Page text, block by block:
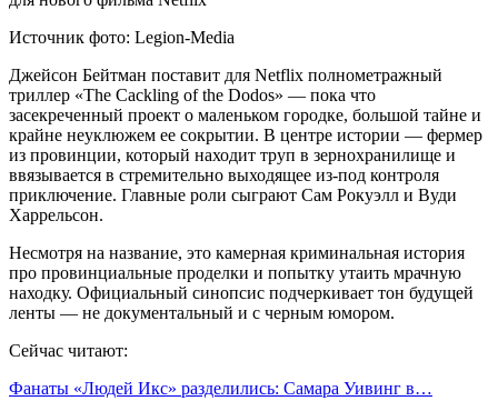
Источник фото: Legion-Media
Джейсон Бейтман поставит для Netflix полнометражный
триллер «The Cackling of the Dodos» — пока что
засекреченный проект о маленьком городке, большой тайне и
крайне неуклюжем ее сокрытии. В центре истории — фермер
из провинции, который находит труп в зернохранилище и
ввязывается в стремительно выходящее из-под контроля
приключение. Главные роли сыграют Сам Рокуэлл и Вуди
Харрельсон.
Несмотря на название, это камерная криминальная история
про провинциальные проделки и попытку утаить мрачную
находку. Официальный синопсис подчеркивает тон будущей
ленты — не документальный и с черным юмором.
Сейчас читают:
Фанаты «Людей Икс» разделились: Самара Уивинг в…